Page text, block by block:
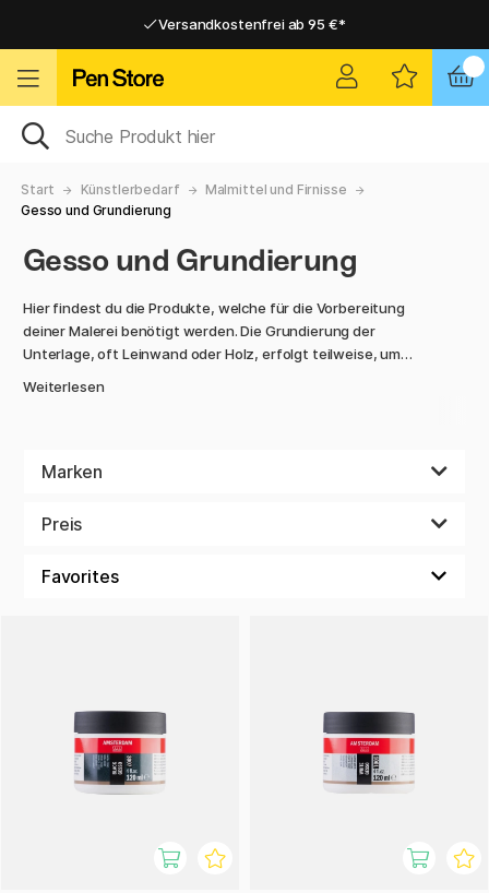
Versandkostenfrei ab 95 €*
Versandkostenfrei ab 95 €*
Start Künstlerbedarf
Malmittel und Firnisse
Gesso und Grundierung
Gesso und Grundierung
Hier findest du die Produkte, welche für die Vorbereitung
deiner Malerei benötigt werden. Die Grundierung der
Unterlage, oft Leinwand oder Holz, erfolgt teilweise, um
Grundierung verwendet wird, ist eine Mischung aus Kreide,
ist weißes Pigment, aber hier haben wir auch andere Farben
erhalten, kannst du durch Zuführung eines Pigmentes auch
Weiterlesen
Marken
Preis